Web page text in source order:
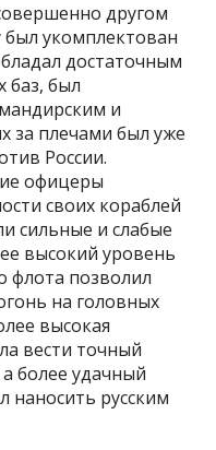
другом
укомплектован
достаточным
баз, был
и
за плечами был уже
России.
офицеры
своих кораблей
сильные и слабые
высокий уровень
флота позволил
на головных
высокая
вести точный
более удачный
наносить русским